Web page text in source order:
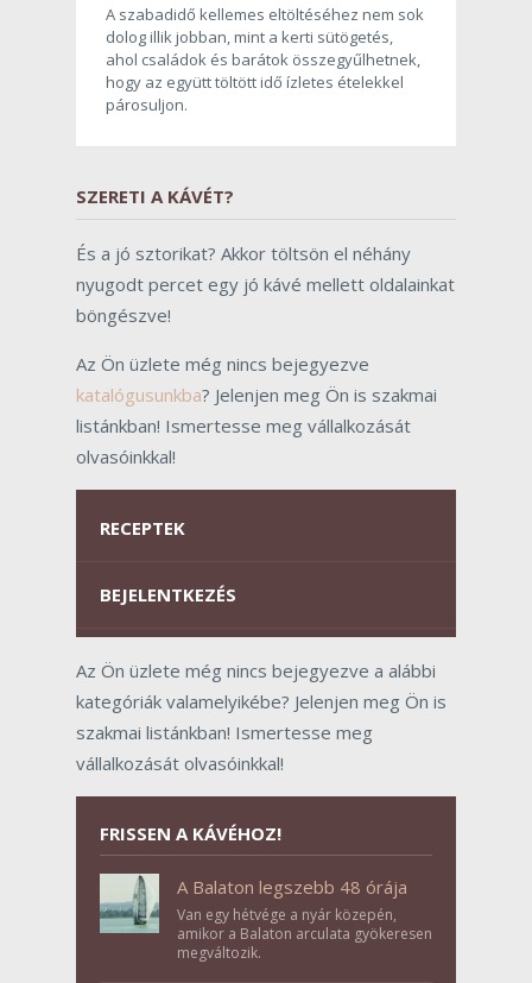
A szabadidő kellemes eltöltéséhez nem sok
dolog illik jobban, mint a kerti sütögetés,
ahol családok és barátok összegyűlhetnek,
hogy az együtt töltött idő ízletes ételekkel
párosuljon.
SZERETI A KÁVÉT?
És a jó sztorikat? Akkor töltsön el néhány
nyugodt percet egy jó kávé mellett oldalainkat
böngészve!
Az Ön üzlete még nincs bejegyezve
katalógusunkba? Jelenjen meg Ön is szakmai
listánkban! Ismertesse meg vállalkozását
olvasóinkkal!
RECEPTEK
BEJELENTKEZÉS
Az Ön üzlete még nincs bejegyezve a alábbi
kategóriák valamelyikébe? Jelenjen meg Ön is
szakmai listánkban! Ismertesse meg
vállalkozását olvasóinkkal!
FRISSEN A KÁVÉHOZ!
A Balaton legszebb 48 órája
Van egy hétvége a nyár közepén,
amikor a Balaton arculata gyökeresen
megváltozik.